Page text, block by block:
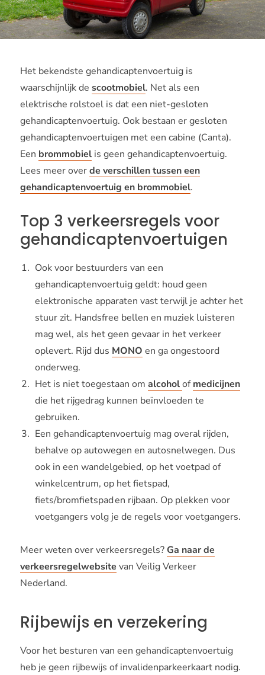
Het bekendste gehandicaptenvoertuig is
waarschijnlijk de scootmobiel. Net als een
elektrische rolstoel is dat een niet-gesloten
gehandicaptenvoertuig. Ook bestaan er gesloten
gehandicaptenvoertuigen met een cabine (Canta).
Een brommobielis geen gehandicaptenvoertuig.
Lees meer overde verschillen tussen een
gehandicaptenvoertuig en brommobiel.
Top 3 verkeersregels voor
gehandicaptenvoertuigen
Ook voor bestuurders van een
gehandicaptenvoertuig geldt: houd geen
elektronische apparaten vast terwijl je achter het
stuur zit. Handsfree bellen en muziek luisteren
mag wel, als het geen gevaar in het verkeer
oplevert. Rijd dus MONO en ga ongestoord
onderweg.
Het is niet toegestaan om alcoholofmedicijnen
die het rijgedrag kunnen beïnvloeden te
gebruiken.
Een gehandicaptenvoertuig mag overal rijden,
behalve op autowegen en autosnelwegen. Dus
ook in een wandelgebied, op het voetpad of
winkelcentrum, op het fietspad,
fiets/bromfietspad en rijbaan. Op plekken voor
voetgangers volg je de regels voor voetgangers.
Meer weten over verkeersregels? Ga naar de
verkeersregelwebsite van Veilig Verkeer
Nederland.
Rijbewijs en verzekering
Voor het besturen van een gehandicaptenvoertuig
heb je geen rijbewijs of invalidenparkeerkaart nodig.